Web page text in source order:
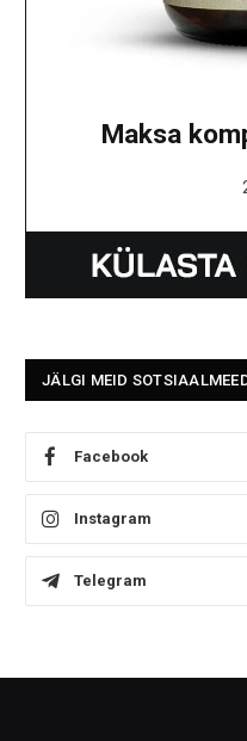
Maksa
JÄLGI MEID
Facebook
Instagram
Telegram